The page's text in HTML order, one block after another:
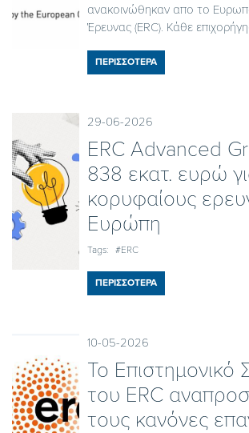
ανακοινώθηκαν απο το
Έρευνας (ERC). Κάθε
ΠΕΡΙΣΣΟΤΕΡΑ
29-06-2026
ERC Advanced
838 εκατ. ευρώ
κορυφαίους
Ευρώπη
Tags: #ERC
ΠΕΡΙΣΣΟΤΕΡΑ
10-05-2026
To Επιστημονικό
του ERC
τους κανόνες